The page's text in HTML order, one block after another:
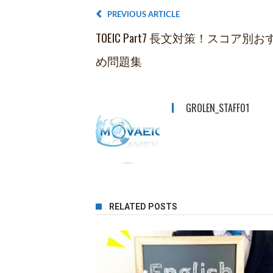
PREVIOUS ARTICLE
TOEIC Part7 長文対策！スコア別お
め問題集
GROLEN_STAFF01
RELATED POSTS